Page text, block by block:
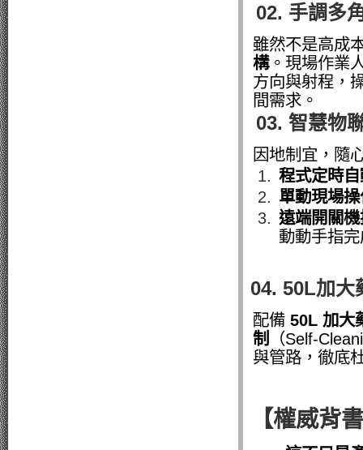
02. 手調多
雖然不是高成
構。現場作業
方向與射程 ，
間需求。
03. 智慧物
因地制宜，隨
程式定時
單動現場操
遠端開關
動動手指
04. 50L加大
配備 50L 加大
制
（Self-
與管路，徹底
【權威背